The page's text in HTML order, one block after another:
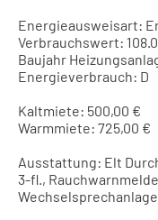
Energieausweisart:
Verbrauchswert:
Baujahr
Energieverbrauch: D
Kaltmiete: 500,00 €
Warmmiete: 725,00 €
Ausstattung: Elt
3-fl.,